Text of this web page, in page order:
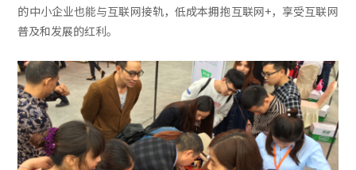
的中小企业也能与互联网接轨，低成本拥抱互联网+，享受互联网
普及和发展的红利。